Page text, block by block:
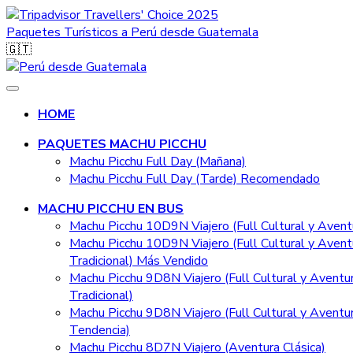
Travellers' Choice 2025
Paquetes Turísticos a Perú desde Guatemala
🇬🇹
HOME
PAQUETES MACHU PICCHU
Machu Picchu Full Day (Mañana)
Machu Picchu Full Day (Tarde) Recomendado
MACHU PICCHU EN BUS
Machu Picchu 10D9N Viajero (Full Cultural y
Machu Picchu 10D9N Viajero (Full Cultural y
Tradicional) Más Vendido
Machu Picchu 9D8N Viajero (Full Cultural y
Tradicional)
Machu Picchu 9D8N Viajero (Full Cultural y
Tendencia)
Machu Picchu 8D7N Viajero (Aventura Clásica)